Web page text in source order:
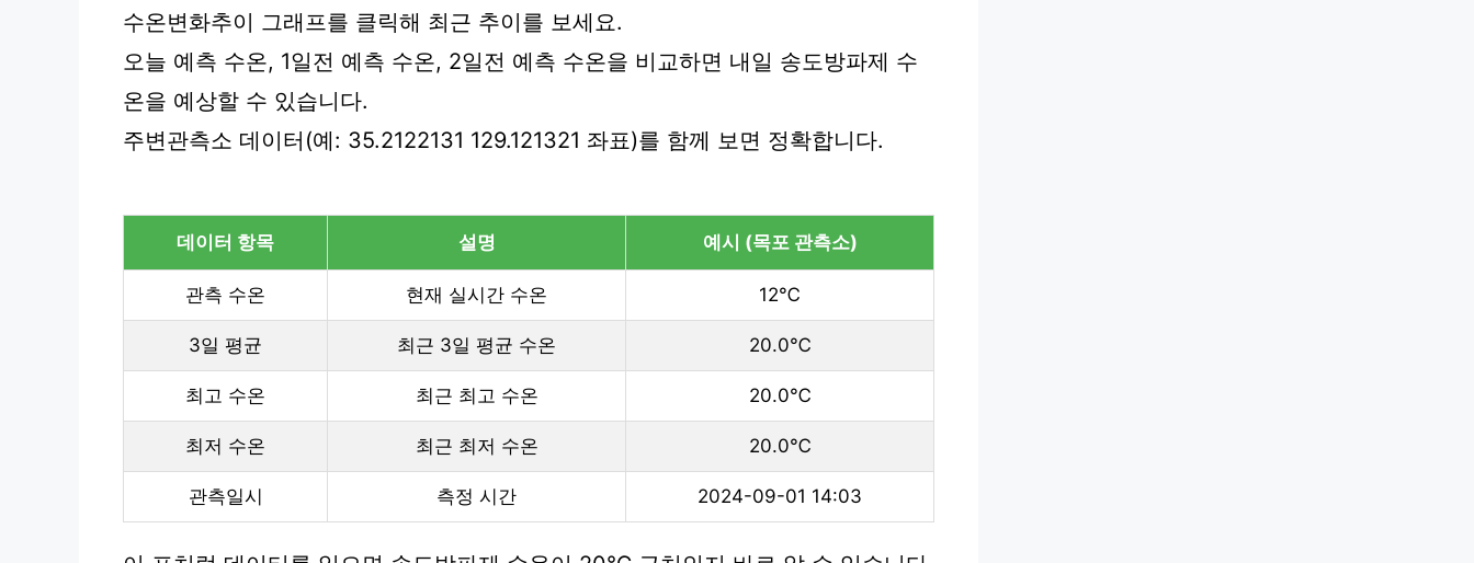
수온변화추이 그래프를 클릭해 최근 추이를 보세요.
오늘 예측 수온, 1일전 예측 수온, 2일전 예측 수온을 비교하면 내일 송도방파제 수
온을 예상할 수 있습니다.
주변관측소 데이터(예: 35.2122131 129.121321 좌표)를 함께 보면 정확합니다.
데이터 항목 설명 예시 (목포 관측소)
관측 수온 현재 실시간 수온 12℃
3일 평균 최근 3일 평균 수온 20.0℃
최고 수온 최근 최고 수온 20.0℃
최저 수온 최근 최저 수온 20.0℃
관측일시 측정 시간 2024-09-01 14:03